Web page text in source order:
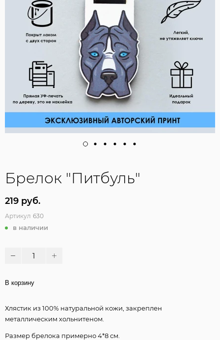
Брелок "Питбуль"
219 руб.
Артикул 630
в наличии
В корзину
Хлястик из 100% натуральной кожи, закреплен
металлическим хольнитеном.
Размер брелока примерно 4*8 см.